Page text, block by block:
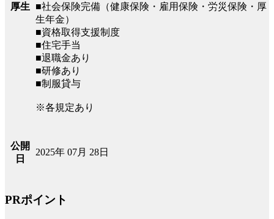
厚生
■社会保険完備（健康保険・雇用保険・労災保険・厚
生年金）
■資格取得支援制度
■住宅手当
■退職金あり
■研修あり
■制服貸与
※各規定あり
公開
日
2025年 07月 28日
PRポイント